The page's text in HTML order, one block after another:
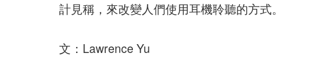
計見稱，來改變人們使用耳機聆聽的方式。
文：Lawrence Yu